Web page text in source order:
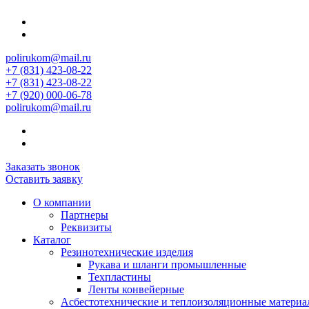
polirukom@mail.ru
+7 (831) 423-08-22
+7 (831) 423-08-22
+7 (920) 000-06-78
polirukom@mail.ru
Заказать звонок
Оставить заявку
О компании
Партнеры
Реквизиты
Каталог
Резинотехнические изделия
Рукава и шланги промышленные
Техпластины
Ленты конвейерные
Асбестотехнические и теплоизоляционные